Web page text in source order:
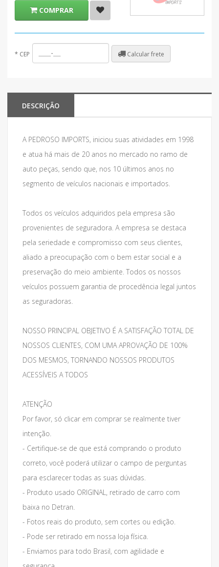
COMPRAR
* CEP Calcular frete
DESCRIÇÃO
A PEDROSO IMPORTS, iniciou suas atividades em 1998
e atua há mais de 20 anos no mercado no ramo de
auto peças, sendo que, nos 10 últimos anos no
segmento de veículos nacionais e importados.
Todos os veículos adquiridos pela empresa são
provenientes de seguradora. A empresa se destaca
pela seriedade e compromisso com seus clientes,
aliado a preocupação com o bem estar social e a
preservação do meio ambiente. Todos os nossos
veículos possuem garantia de procedência legal juntos
as seguradoras.
NOSSO PRINCIPAL OBJETIVO É A SATISFAÇÃO TOTAL DE
NOSSOS CLIENTES, COM UMA APROVAÇÃO DE 100%
DOS MESMOS, TORNANDO NOSSOS PRODUTOS
ACESSÍVEIS A TODOS
ATENÇÃO
Por favor, só clicar em comprar se realmente tiver
intenção.
- Certifique-se de que está comprando o produto
correto, você poderá utilizar o campo de perguntas
para esclarecer todas as suas dúvidas.
- Produto usado ORIGINAL, retirado de carro com
baixa no Detran.
- Fotos reais do produto, sem cortes ou edição.
- Pode ser retirado em nossa loja física.
- Enviamos para todo Brasil, com agilidade e